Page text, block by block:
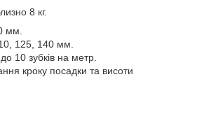
8 кг.
мм.
125, 140 мм.
10 зубків на метр.
кроку посадки та висоти